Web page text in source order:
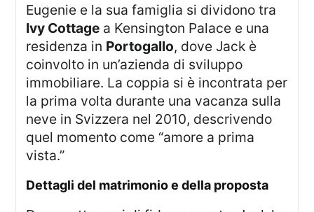
Eugenie e la sua famiglia si dividono tra
Ivy Cottage a Kensington Palace e una
residenza in Portogallo, dove Jack è
coinvolto in un’azienda di sviluppo
immobiliare. La coppia si è incontrata per
la prima volta durante una vacanza sulla
neve in Svizzera nel 2010, descrivendo
quel momento come “amore a prima
vista.”
Dettagli del matrimonio e della proposta